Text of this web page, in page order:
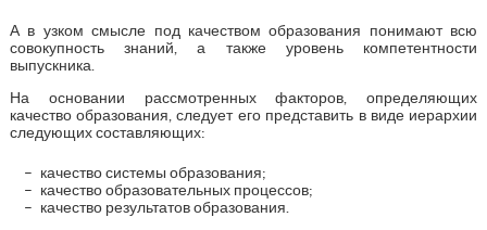
А в узком смысле под качеством образования понимают всю
совокупность знаний, а также уровень компетентности
выпускника.
На основании рассмотренных факторов, определяющих
качество образования, следует его представить в виде иерархии
следующих составляющих:
качество системы образования;
качество образовательных процессов;
качество результатов образования.